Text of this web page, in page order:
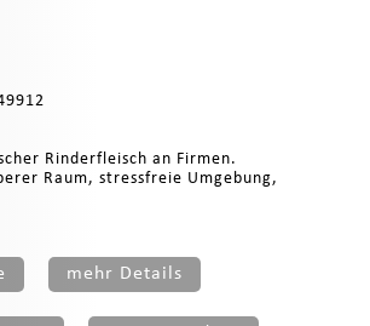
Rinderfleisch an Firmen.
Raum, stressfreie Umgebung,
mehr Details